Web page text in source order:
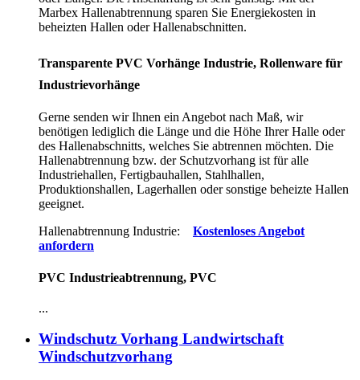
Marbex Hallenabtrennung sparen Sie Energiekosten in
beheizten Hallen oder Hallenabschnitten.
Transparente PVC Vorhänge Industrie, Rollenware für
Industrievorhänge
Gerne senden wir Ihnen ein Angebot nach Maß, wir
benötigen lediglich die Länge und die Höhe Ihrer Halle oder
des Hallenabschnitts, welches Sie abtrennen möchten. Die
Hallenabtrennung bzw. der Schutzvorhang ist für alle
Industriehallen, Fertigbauhallen, Stahlhallen,
Produktionshallen, Lagerhallen oder sonstige beheizte Hallen
geeignet.
Hallenabtrennung Industrie:
Kostenloses Angebot
anfordern
PVC Industrieabtrennung, PVC
...
Windschutz Vorhang Landwirtschaft
Windschutzvorhang